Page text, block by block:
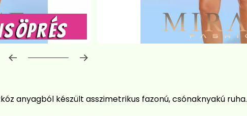
Előrehaladás:
anyagból készült asszimetrikus fazonú, csónaknyakú ruha.